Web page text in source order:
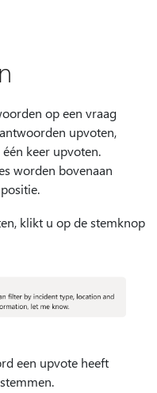
op een vraag
upvoten,
keer upvoten.
worden bovenaan
klikt u op de stemknop
een upvote heeft